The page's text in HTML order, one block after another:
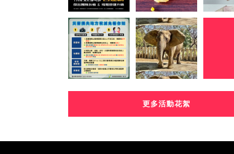
更多活動花絮